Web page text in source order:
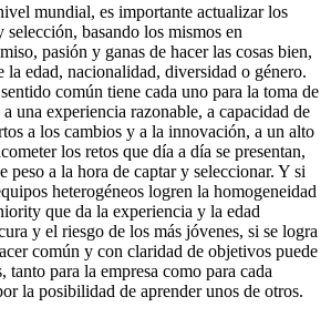
mundial, es importante actualizar los
basando los mismos en
pasión y ganas de hacer las cosas bien,
la edad, nacionalidad, diversidad o género.
común tiene cada uno para la toma de
una experiencia razonable, a capacidad de
a los cambios y a la innovación, a un alto
los retos que día a día se presentan,
peso a la hora de captar y seleccionar. Y si
heterogéneos logren la homogeneidad
que da la experiencia y la edad
y el riesgo de los más jóvenes, si se logra
común y con claridad de objetivos puede
tanto para la empresa como para cada
la posibilidad de aprender unos de otros.